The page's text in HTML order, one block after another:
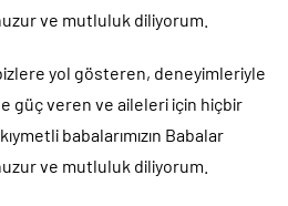
ve mutluluk diliyorum.
yol gösteren, deneyimleriyle
güç veren ve aileleri için hiçbir
babalarımızın Babalar
ve mutluluk diliyorum.